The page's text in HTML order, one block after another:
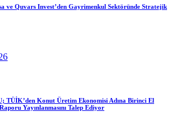
ve Quvars Invest’den Gayrimenkul Sektöründe Stratejik
TÜİK’den Konut Üretim Ekonomisi Adına Birinci El
Yayınlanmasını Talep Ediyor